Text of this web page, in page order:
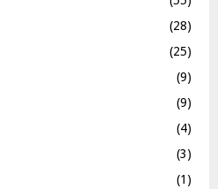
(28)
(25)
(9)
(9)
(4)
(3)
(1)